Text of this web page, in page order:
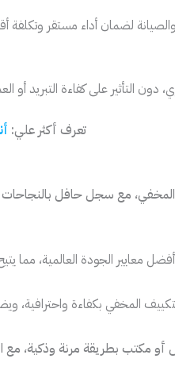
لضمان أداء مستقر وتكلفة
التأثير على كفاءة التبريد أو
تعرف أكثر علي:
مع سجل حافل
معايير الجودة العالمية، مما
المخفي بكفاءة
مكتب بطريقة مرنة وذكية،